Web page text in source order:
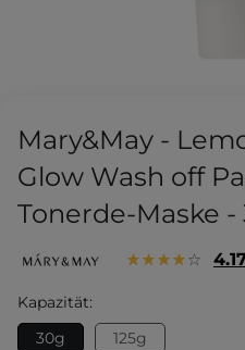
Mary&May -
Glow Wash off
Tonerde-Maske -
Kapazität:
30g
125g